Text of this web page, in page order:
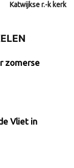
Katwijkse r.-k kerk
zomerse
Vliet in